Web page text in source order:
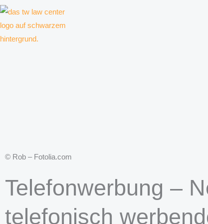
Zum
© Rob – Fotolia.com
Telefonwerbung –
telefonisch